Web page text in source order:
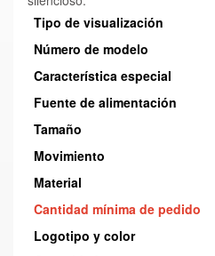
Tipo de visualización
Número de modelo
Característica especial
Fuente de alimentación
Tamaño
Movimiento
Material
Cantidad mínima de pedido
Logotipo y color